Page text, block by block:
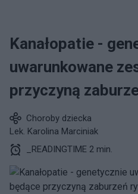
Kanałopatie -
uwarunkowane
przyczyną
Choroby dziecka
Lek. Karolina Marciniak
_READINGTIME 2 min.